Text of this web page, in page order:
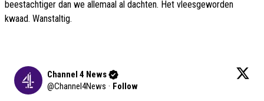
beestachtiger dan we allemaal al dachten. Het vleesgeworden
kwaad. Wanstaltig.
Channel 4 News
@Channel4News · Follow